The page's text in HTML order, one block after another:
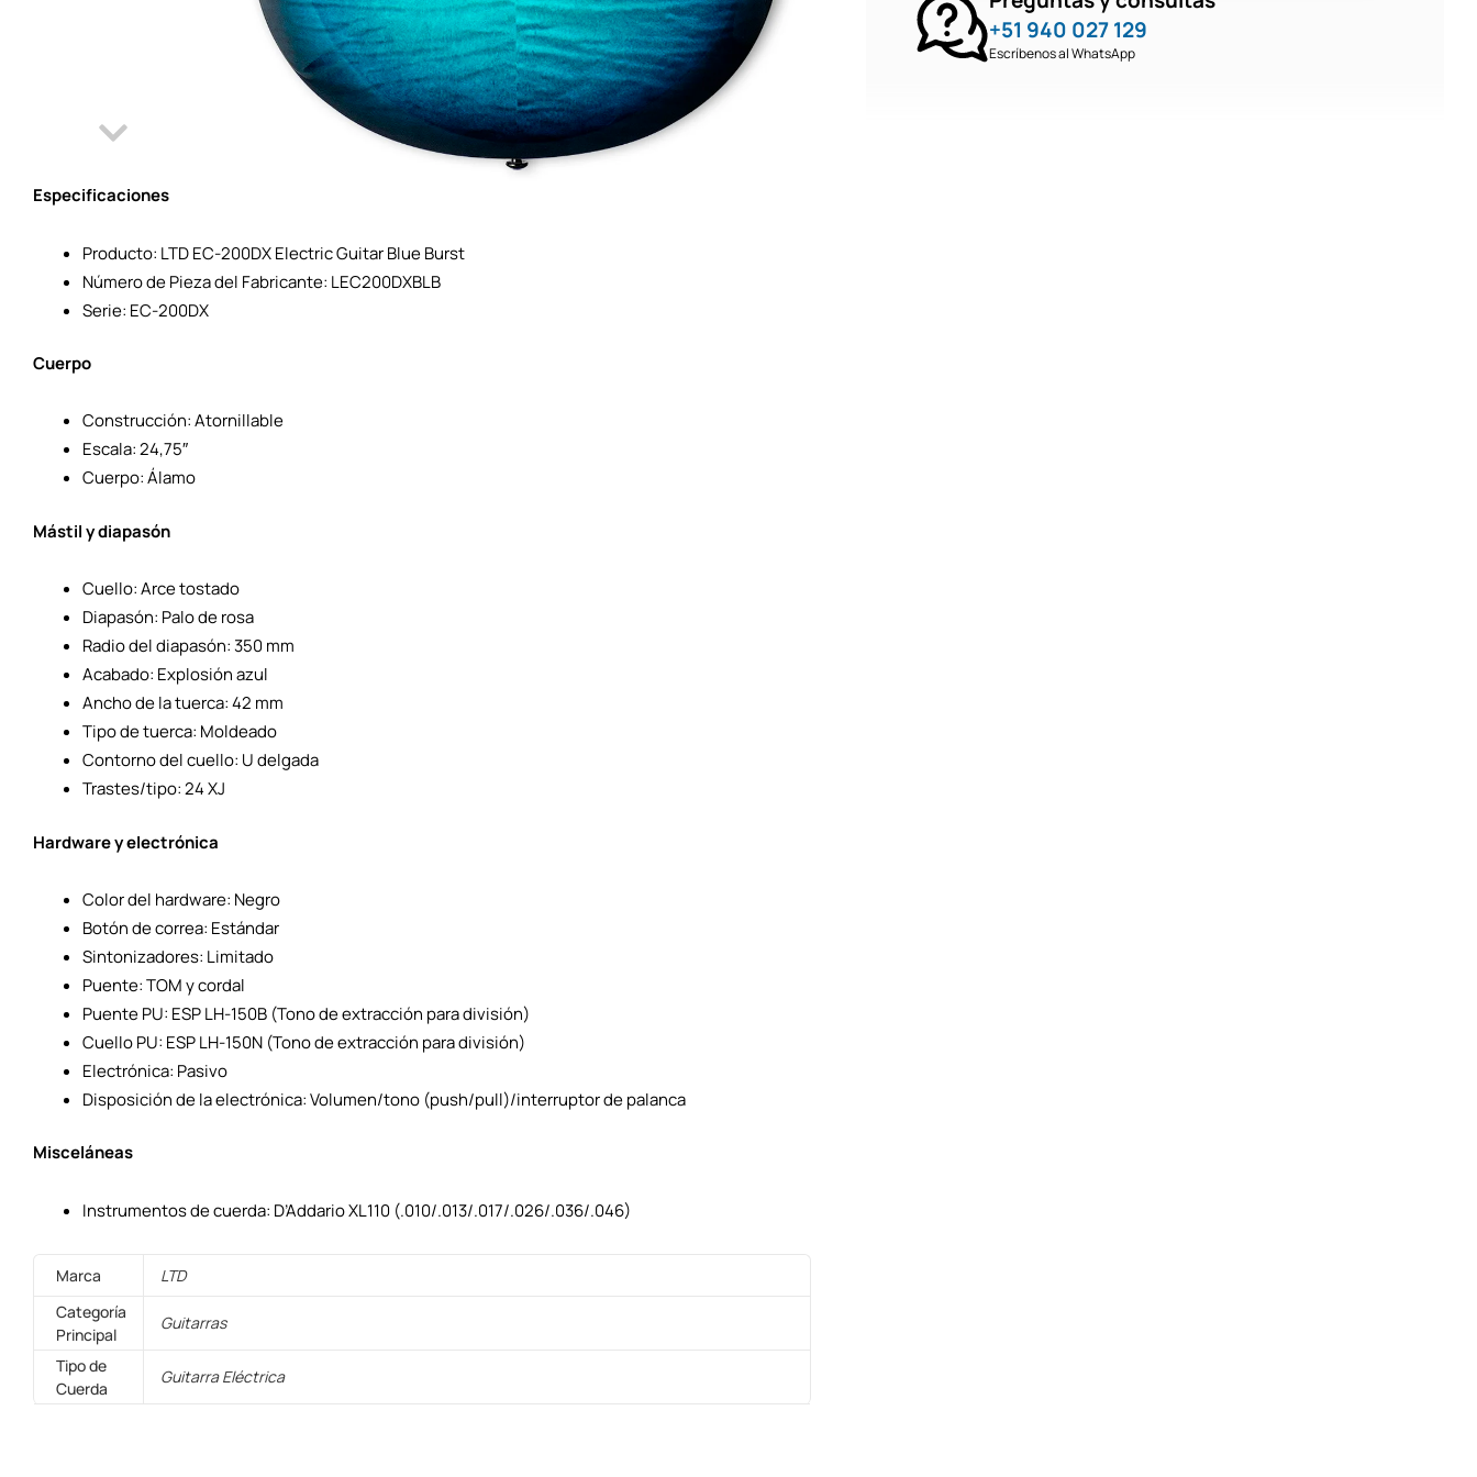
Especificaciones
Producto: LTD EC-200DX Electric Guitar Blue Burst
Número de Pieza del Fabricante: LEC200DXBLB
Serie: EC-200DX
Cuerpo
Construcción: Atornillable
Escala: 24,75″
Cuerpo: Álamo
Mástil y diapasón
Cuello: Arce tostado
Diapasón: Palo de rosa
Radio del diapasón: 350 mm
Acabado: Explosión azul
Ancho de la tuerca: 42 mm
Tipo de tuerca: Moldeado
Contorno del cuello: U delgada
Trastes/tipo: 24 XJ
Hardware y electrónica
Color del hardware: Negro
Botón de correa: Estándar
Sintonizadores: Limitado
Puente: TOM y cordal
Puente PU: ESP LH-150B (Tono de extracción para división)
Cuello PU: ESP LH-150N (Tono de extracción para división)
Electrónica: Pasivo
Disposición de la electrónica: Volumen/tono (push/pull)/interruptor de palanca
Misceláneas
Instrumentos de cuerda: D’Addario XL110 (.010/.013/.017/.026/.036/.046)
Marca
LTD
Categoría
Principal
Guitarras
Tipo de
Cuerda
Guitarra Eléctrica
+51 940 027 129
Escríbenos al WhatsApp